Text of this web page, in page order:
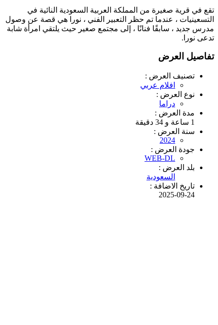
تقع في قرية صغيرة من المملكة العربية السعودية النائية في
التسعينيات ، عندما تم حظر التعبير الفني ، نورا هي قصة عن وصول
مدرس جديد ، سابقًا فنانًا ، إلى مجتمع صغير حيث يلتقي امرأة شابة
تدعى نورا.
تفاصيل العرض
تصنيف العرض :
افلام عربي
نوع العرض :
دراما
مدة العرض :
1 ساعة و 34 دقيقة
سنة العرض :
2024
جودة العرض :
WEB-DL
بلد العرض :
السعودية
تاريخ الاضافة :
2025-09-24